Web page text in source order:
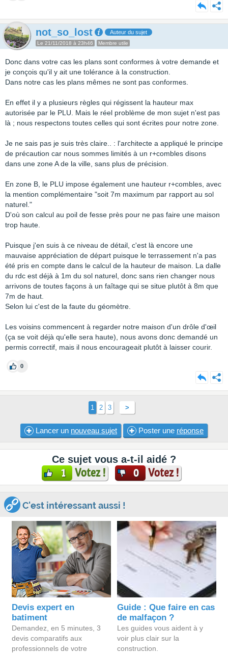
not_so_lost Auteur du sujet
Le 21/11/2018 à 23h46 Membre utile
Donc dans votre cas les plans sont conformes à votre demande et
je conçois qu'il y ait une tolérance à la construction.
Dans notre cas les plans mêmes ne sont pas conformes.
En effet il y a plusieurs règles qui régissent la hauteur max
autorisée par le PLU. Mais le réel problème de mon sujet n'est pas
là ; nous respectons toutes celles qui sont écrites pour notre zone.
Je ne sais pas je suis très claire.. : l'architecte a appliqué le principe
de précaution car nous sommes limités à un r+combles disons
dans une zone A de la ville, sans plus de précision.
En zone B, le PLU impose également une hauteur r+combles, avec
la mention complémentaire "soit 7m maximum par rapport au sol
naturel."
D'où son calcul au poil de fesse près pour ne pas faire une maison
trop haute.
Puisque j'en suis à ce niveau de détail, c'est là encore une
mauvaise appréciation de départ puisque le terrassement n'a pas
été pris en compte dans le calcul de la hauteur de maison. La dalle
du rdc est déjà à 1m du sol naturel, donc sans rien changer nous
arrivons de toutes façons à un faîtage qui se situe plutôt à 8m que
7m de haut.
Selon lui c'est de la faute du géomètre.
Les voisins commencent à regarder notre maison d'un drôle d'œil
(ça se voit déjà qu'elle sera haute), nous avons donc demandé un
permis correctif, mais il nous encourageait plutôt à laisser courir.
0
1 2 3 >
Lancer un nouveau sujet Poster une réponse
Ce sujet vous a-t-il aidé ?
1 Votez ! 0 Votez !
C'est intéressant aussi !
Devis expert en
batiment
Demandez, en 5 minutes, 3
devis comparatifs aux
professionnels de votre
Guide : Que faire en cas
de malfaçon ?
Les guides vous aident à y
voir plus clair sur la
construction.